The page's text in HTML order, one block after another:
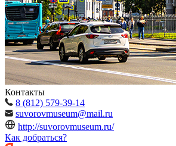
Контакты
8 (812) 579-39-14
suvorovmuseum@mail.ru
http://suvorovmuseum.ru/
Как добраться?